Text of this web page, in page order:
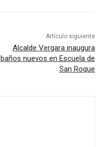
Artículo siguiente
Alcalde Vergara inaugura
baños nuevos en Escuela de
San Roque